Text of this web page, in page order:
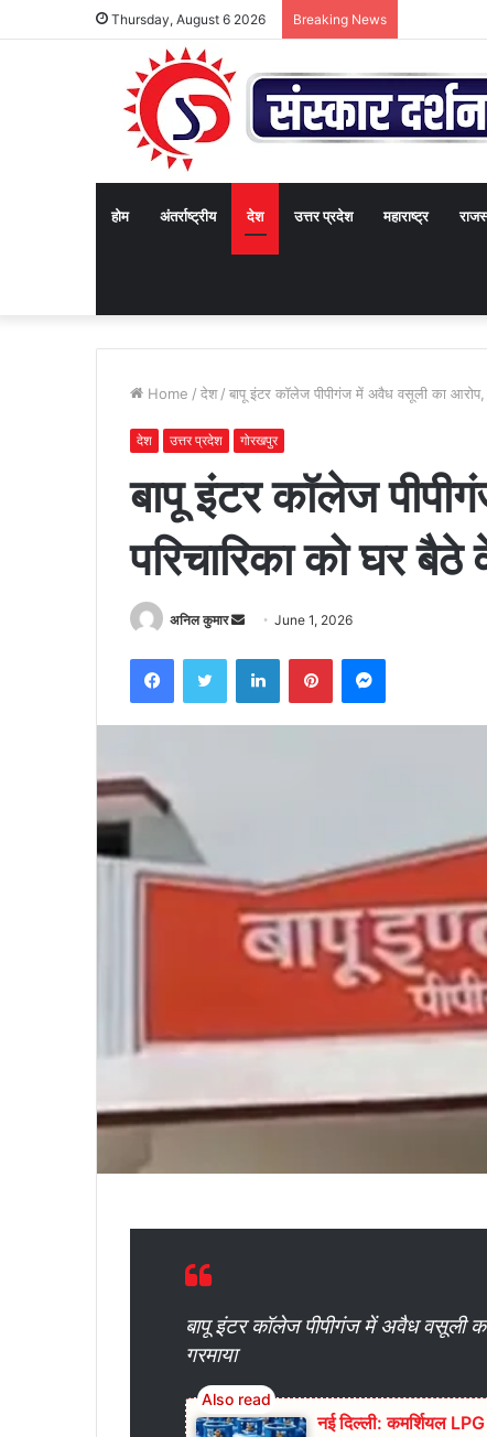
Thursday, August 6 2026 Breaking News
होम अंतर्राष्ट्रीय देश उत्तर प्रदेश महाराष्ट्र
Home / देश / बापू इंटर कॉलेज पीपीगंज में अवैध वसूली का आरोप,
देश उत्तर प्रदेश गोरखपुर
बापू इंटर कॉलेज
परिचारिका को घर
अनिल कुमार
Send
email
June 1, 2026
FacebookTwitter LinkedInPinterestMessenger
बापू इंटर कॉलेज पीपीगंज में अवैध वसूली
गरमाया
नई दिल्ली: कमर्शियल